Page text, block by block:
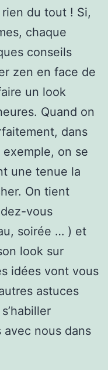
du tout ! Si,
chaque
conseils
zen en face de
un look
Quand on
dans
on se
une tenue la
On tient
vous
soirée … ) et
look sur
idées vont vous
astuces
nous dans